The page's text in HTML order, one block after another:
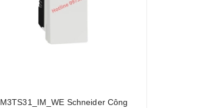
M3TS31_IM_WE Schneider Công